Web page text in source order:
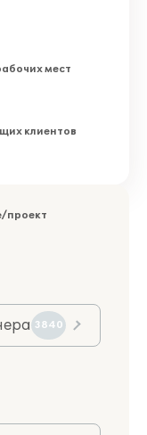
мест
клиентов
проект
3840